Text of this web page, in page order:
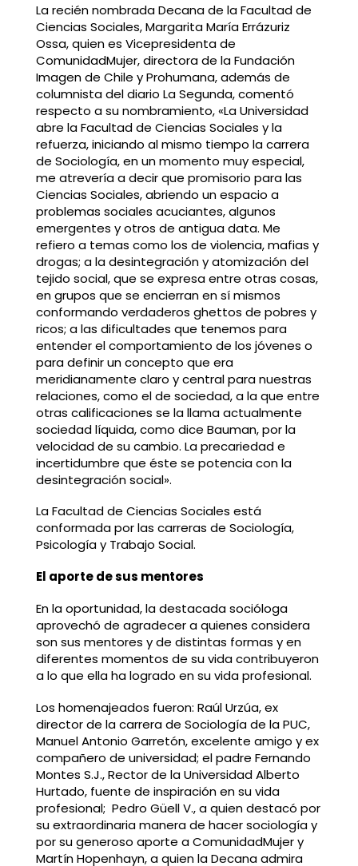
La recién nombrada Decana de la Facultad de
Ciencias Sociales, Margarita María Errázuriz
Ossa, quien es Vicepresidenta de
ComunidadMujer, directora de la Fundación
Imagen de Chile y Prohumana, además de
columnista del diario La Segunda, comentó
respecto a su nombramiento, «La Universidad
abre la Facultad de Ciencias Sociales y la
refuerza, iniciando al mismo tiempo la carrera
de Sociología, en un momento muy especial,
me atrevería a decir que promisorio para las
Ciencias Sociales, abriendo un espacio a
problemas sociales acuciantes, algunos
emergentes y otros de antigua data. Me
refiero a temas como los de violencia, mafias y
drogas; a la desintegración y atomización del
tejido social, que se expresa entre otras cosas,
en grupos que se encierran en sí mismos
conformando verdaderos ghettos de pobres y
ricos; a las dificultades que tenemos para
entender el comportamiento de los jóvenes o
para definir un concepto que era
meridianamente claro y central para nuestras
relaciones, como el de sociedad, a la que entre
otras calificaciones se la llama actualmente
sociedad líquida, como dice Bauman, por la
velocidad de su cambio. La precariedad e
incertidumbre que éste se potencia con la
desintegración social».
La Facultad de Ciencias Sociales está
conformada por las carreras de Sociología,
Psicología y Trabajo Social.
El aporte de sus mentores
En la oportunidad, la destacada socióloga
aprovechó de agradecer a quienes considera
son sus mentores y de distintas formas y en
diferentes momentos de su vida contribuyeron
a lo que ella ha logrado en su vida profesional.
Los homenajeados fueron: Raúl Urzúa, ex
director de la carrera de Sociología de la PUC,
Manuel Antonio Garretón, excelente amigo y ex
compañero de universidad; el padre Fernando
Montes S.J., Rector de la Universidad Alberto
Hurtado, fuente de inspiración en su vida
profesional; Pedro Güell V., a quien destacó por
su extraordinaria manera de hacer sociología y
por su generoso aporte a ComunidadMujer y
Martín Hopenhayn, a quien la Decana admira